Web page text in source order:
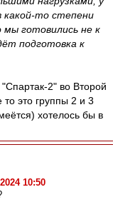
какой-то степени
готовились не к
подготовка к
"Спартак-2" во Второй
то это группы 2 и 3
хотелось бы в
10:50